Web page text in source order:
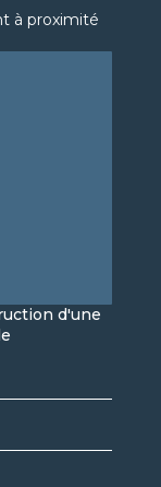
à proximité
d'une